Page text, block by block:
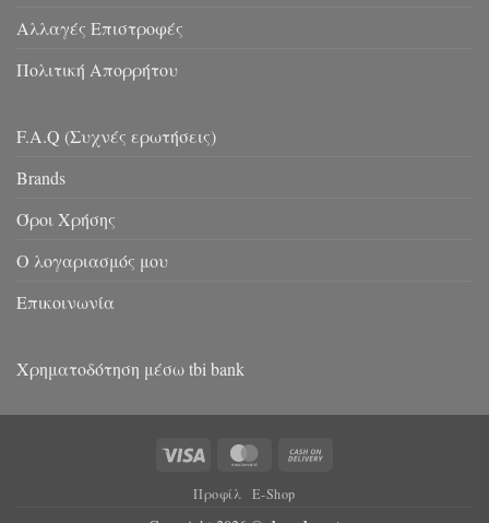
Αλλαγές Επιστροφές
Πολιτική Απορρήτου
F.A.Q (Συχνές ερωτήσεις)
Brands
Όροι Χρήσης
Ο λογαριασμός μου
Επικοινωνία
Χρηματοδότηση μέσω tbi bank
Visa MasterCard
Προφίλ E-Shop